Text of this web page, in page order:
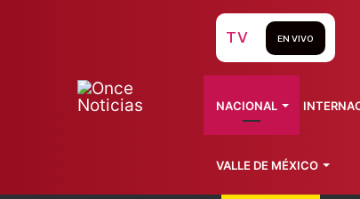
TV EN VIVO
NACIONAL
VALLE DE MÉXICO